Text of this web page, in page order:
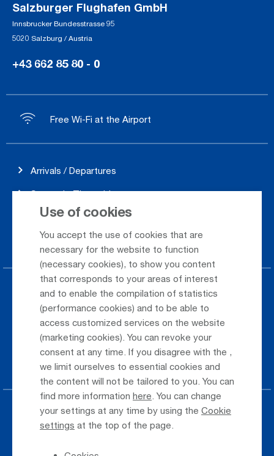
Use of cookies
You accept the use of cookies that are
necessary for the website to function
(necessary cookies), to show you content
that corresponds to your areas of interest
and to enable the compilation of statistics
(performance cookies) and to be able to
access customized services on the website
(marketing cookies). You can revoke your
consent at any time. If you disagree with the ,
we limit ourselves to essential cookies and
the content will not be tailored to you. You can
find more information here . You can change
your settings at any time by using the Cookie
settings at the top of the page.
Salzburger Flughafen GmbH
Innsbrucker Bundesstrasse 95
5020 Salzburg / Austria
+43 662 85 80 - 0
Free Wi-Fi at the Airport
Arrivals / Departures
Season's Timetable
Webcam
Car Rental
Parking at the airport
Public Transportation
Taxi & Shuttle Transfer
Jobs & Careers
Press